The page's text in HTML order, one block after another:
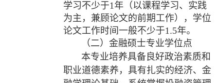
学习不少于1 年（以课程学习、实践
为主，兼顾论文的前期工作），学位
论文工作时间一般不少于1.5年。
（二）金融硕士专业学位点
本专业培养具备良好政治素质和
职业道德素养，具有扎实的经济、金